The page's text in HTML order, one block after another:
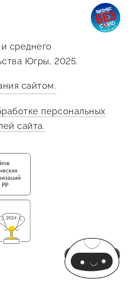
и надзора
среднего
Югры, 2025.
сайтом.
персональных
сайта.